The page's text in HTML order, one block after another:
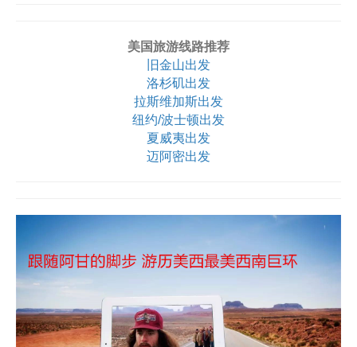
美国旅游线路推荐
旧金山出发
洛杉矶出发
拉斯维加斯出发
纽约/波士顿出发
夏威夷出发
迈阿密出发